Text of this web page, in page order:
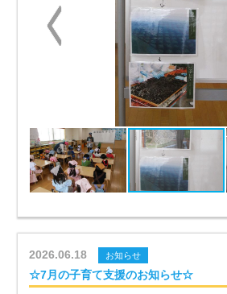
2026.06.18 お知らせ
☆7月の子育て支援のお知らせ☆